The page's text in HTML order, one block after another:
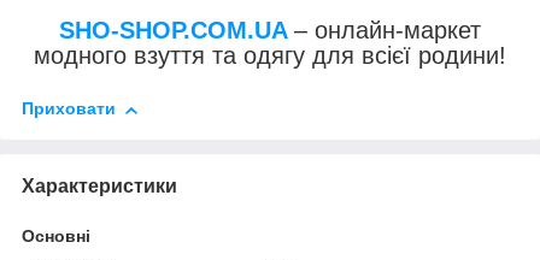
SHO-SHOP.COM.UA – онлайн-маркет
модного взуття та одягу для всієї родини!
Приховати
Характеристики
Основні